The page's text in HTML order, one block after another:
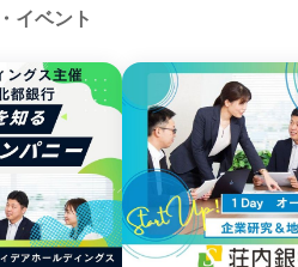
イベント